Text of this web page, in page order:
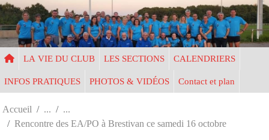
LA VIE DU CLUB LES SECTIONS CALENDRIERS
INFOS PRATIQUES PHOTOS & VIDÉOS Contact et plan
Accueil
Rencontre des EA/PO à Brestivan ce samedi 16 octobre
Panneau de gestion des cookies